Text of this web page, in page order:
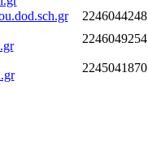
2246044248
2246049254
2245041870